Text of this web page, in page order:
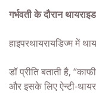
गर्भवती के दौरान
हाइपरथायरायडिज्म में
डॉ प्रीति बताती है,
और इसके लिए ऐन्टी-